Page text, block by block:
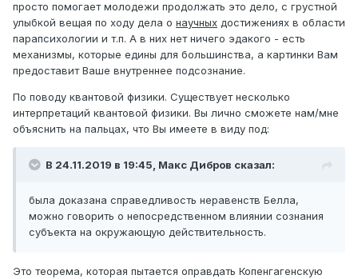
просто помогает молодежи продолжать это дело, с грустной
улыбкой вещая по ходу дела о научных достижениях в области
парапсихологии и т.п. А в них нет ничего эдакого - есть
механизмы, которые едины для большинства, а картинки Вам
предоставит Ваше внутреннее подсознание.
По поводу квантовой физики. Существует несколько
интерпретаций квантовой физики. Вы лично сможете нам/мне
объяснить на пальцах, что Вы имеете в виду под:
В 24.11.2019 в 19:45, Макс Дибров сказал:
была доказана справедливость неравенств Белла,
можно говорить о непосредственном влиянии сознания
субъекта на окружающую действительность.
Это теорема, которая пытается оправдать Копенгагенскую